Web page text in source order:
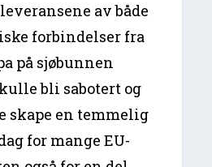
av både
forbindelser fra
på sjøbunnen
bli sabotert og
skape en temmelig
for mange EU-